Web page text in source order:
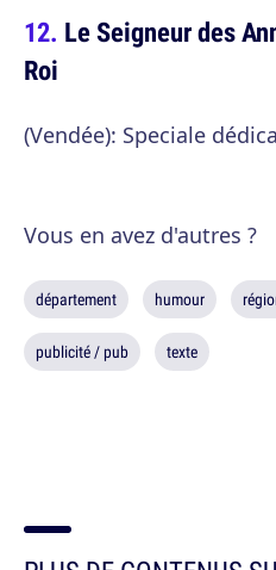
Le Seigneur des
Roi
(Vendée): Speciale
Vous en avez d'autres ?
département humour
publicité / pub texte